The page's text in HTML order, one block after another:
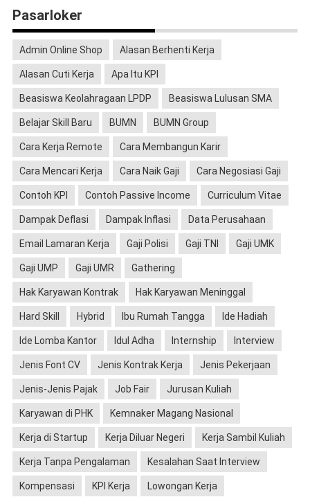
Pasarloker
Admin Online Shop Alasan Berhenti Kerja
Alasan Cuti Kerja Apa Itu KPI
Beasiswa Keolahragaan LPDP Beasiswa Lulusan SMA
Belajar Skill Baru BUMN BUMN Group
Cara Kerja Remote Cara Membangun Karir
Cara Mencari Kerja Cara Naik Gaji Cara Negosiasi Gaji
Contoh KPI Contoh Passive Income Curriculum Vitae
Dampak Deflasi Dampak Inflasi Data Perusahaan
Email Lamaran Kerja Gaji Polisi Gaji TNI Gaji UMK
Gaji UMP Gaji UMR Gathering
Hak Karyawan Kontrak Hak Karyawan Meninggal
Hard Skill Hybrid Ibu Rumah Tangga Ide Hadiah
Ide Lomba Kantor Idul Adha Internship Interview
Jenis Font CV Jenis Kontrak Kerja Jenis Pekerjaan
Jenis-Jenis Pajak Job Fair Jurusan Kuliah
Karyawan di PHK Kemnaker Magang Nasional
Kerja di Startup Kerja Diluar Negeri Kerja Sambil Kuliah
Kerja Tanpa Pengalaman Kesalahan Saat Interview
Kompensasi KPI Kerja Lowongan Kerja